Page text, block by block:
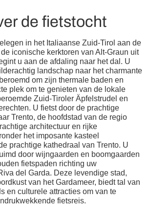
de fietstocht
in het Italiaanse Zuid-Tirol aan de
iconische kerktoren van Alt-Graun uit
u aan de afdaling naar het dal. U
landschap naar het charmante
om zijn thermale baden en
plek om te genieten van de lokale
Zuid-Tiroler Äpfelstrudel en
U fietst door de prachtige
Trento, de hoofdstad van de regio
architectuur en rijke
het imposante kasteel
prachtige kathedraal van Trento. U
door wijngaarden en boomgaarden
fietspaden richting uw
del Garda. Deze levendige stad,
van het Gardameer, biedt tal van
en culturele attracties om van te
fietsreis.